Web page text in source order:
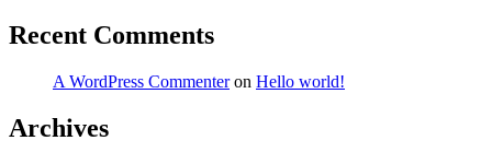
Recent Comments
A WordPress Commenteron Hello world!
Archives